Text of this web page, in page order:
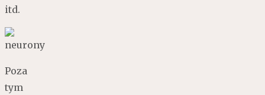
itd.
Poza
tym